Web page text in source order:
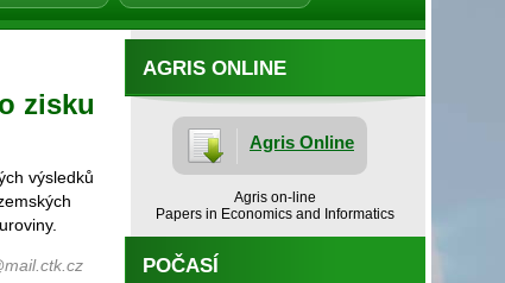
zisku
výsledků
AGRIS ONLINE
Agris Online
Agris on-line
Papers in Economics and Informatics
POČASÍ